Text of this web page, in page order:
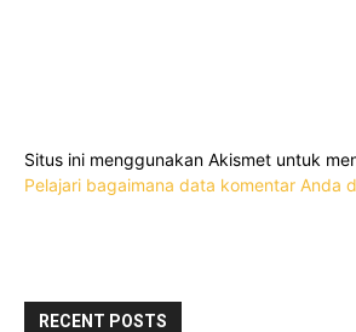
Situs ini menggunakan Akismet untuk
Pelajari bagaimana data komentar Anda
RECENT POSTS